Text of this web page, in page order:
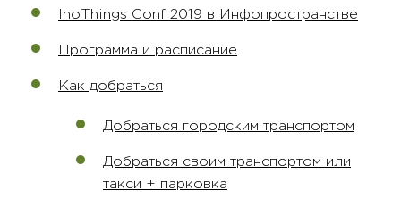
InoThings Conf 2019 в Инфопространстве
Программа и расписание
Как добраться
Добраться городским транспортом
Добраться своим транспортом или
такси + парковка